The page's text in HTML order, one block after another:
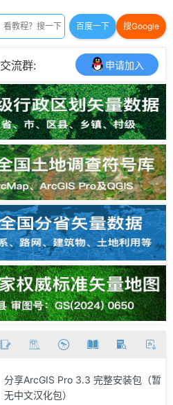
百度一下 搜Google
流群: 申请加入
分享ArcGIS Pro 3.3 完整安装包（暂
无中文汉化包）